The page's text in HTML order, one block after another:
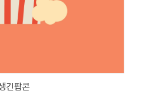
긴팝콘